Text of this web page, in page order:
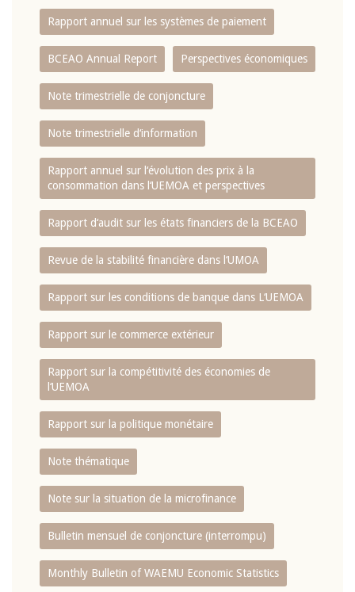
Rapport annuel sur les systèmes de paiement
BCEAO Annual Report Perspectives économiques
Note trimestrielle de conjoncture
Note trimestrielle d‘information
Rapport annuel sur l‘évolution des prix à la
consommation dans l‘UEMOA et perspectives
Rapport d‘audit sur les états financiers de la BCEAO
Revue de la stabilité financière dans l‘UMOA
Rapport sur les conditions de banque dans L‘UEMOA
Rapport sur le commerce extérieur
Rapport sur la compétitivité des économies de
l‘UEMOA
Rapport sur la politique monétaire
Note thématique
Note sur la situation de la microfinance
Bulletin mensuel de conjoncture (interrompu)
Monthly Bulletin of WAEMU Economic Statistics